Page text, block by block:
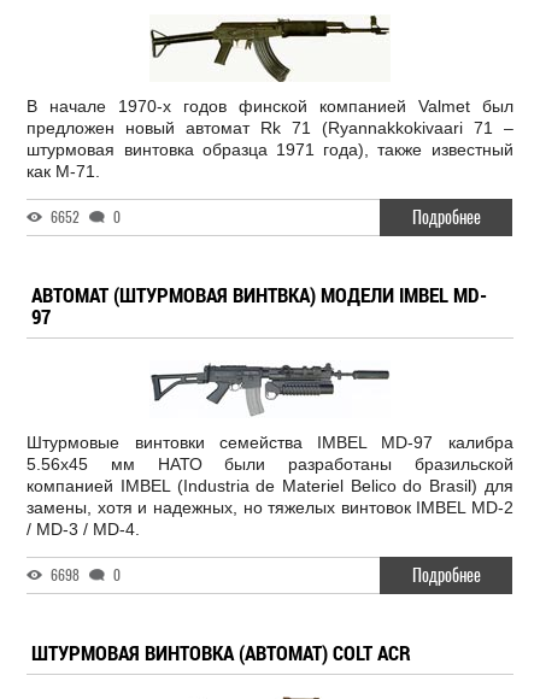
В начале 1970-х годов финской компанией Valmet был
предложен новый автомат Rk 71 (Ryannakkokivaari 71 –
штурмовая винтовка образца 1971 года), также известный
как M-71.
6652 0 Подробнее
АВТОМАТ (ШТУРМОВАЯ ВИНТВКА) МОДЕЛИ IMBEL MD-
97
Штурмовые винтовки семейства IMBEL MD-97 калибра
5.56x45 мм НАТО были разработаны бразильской
компанией IMBEL (Industria de Materiel Belico do Brasil) для
замены, хотя и надежных, но тяжелых винтовок IMBEL MD-2
/ MD-3 / MD-4.
6698 0 Подробнее
ШТУРМОВАЯ ВИНТОВКА (АВТОМАТ) COLT ACR